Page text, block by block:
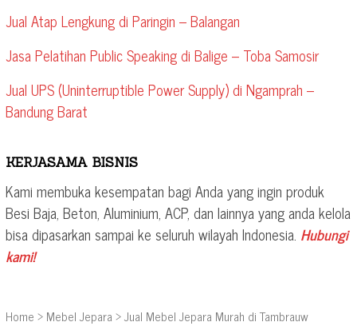
Jual Atap Lengkung di Paringin – Balangan
Jasa Pelatihan Public Speaking di Balige – Toba Samosir
Jual UPS (Uninterruptible Power Supply) di Ngamprah –
Bandung Barat
KERJASAMA BISNIS
Kami membuka kesempatan bagi Anda yang ingin produk
Besi Baja, Beton, Aluminium, ACP, dan lainnya yang anda kelola
bisa dipasarkan sampai ke seluruh wilayah Indonesia. Hubungi
kami!
Home > Mebel Jepara >Jual Mebel Jepara Murah di Tambrauw